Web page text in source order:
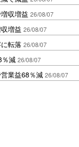
収増益 26/08/07
増益 26/08/07
転落 26/08/07
％減 26/08/07
業益68％減 26/08/07